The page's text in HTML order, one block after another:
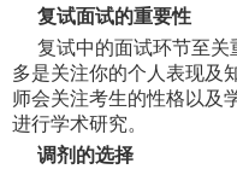
复试面试的重要性
复试中的面试环节至关
多是关注你的个人表现及
师会关注考生的性格以及
进行学术研究。
调剂的选择